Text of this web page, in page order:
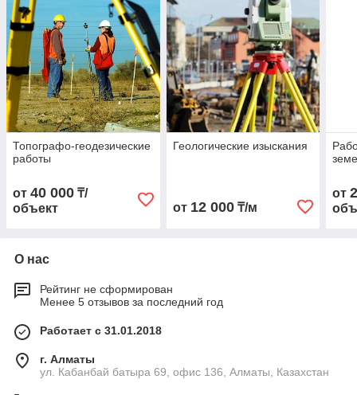
Топографо-геодезические
работы
от 40 000 ₸/
объект
Геологические изыскания
от 12 000₸/м
от
О нас
Рейтинг не сформирован
Менее 5 отзывов за последний год
Работает с 31.01.2018
г. Алматы
ул. Кабанбай батыра 69, офис 136, Алматы, Казахстан